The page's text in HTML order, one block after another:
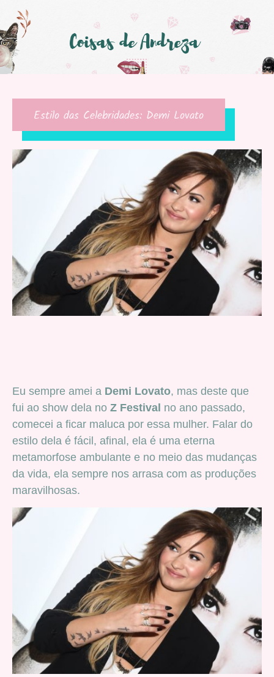
Estilo das Celebridades: Demi Lovato
Eu sempre amei a Demi Lovato, mas deste que
fui ao show dela no Z Festival no ano passado,
comecei a ficar maluca por essa mulher. Falar do
estilo dela é fácil, afinal, ela é uma eterna
metamorfose ambulante e no meio das mudanças
da vida, ela sempre nos arrasa com as produções
maravilhosas.